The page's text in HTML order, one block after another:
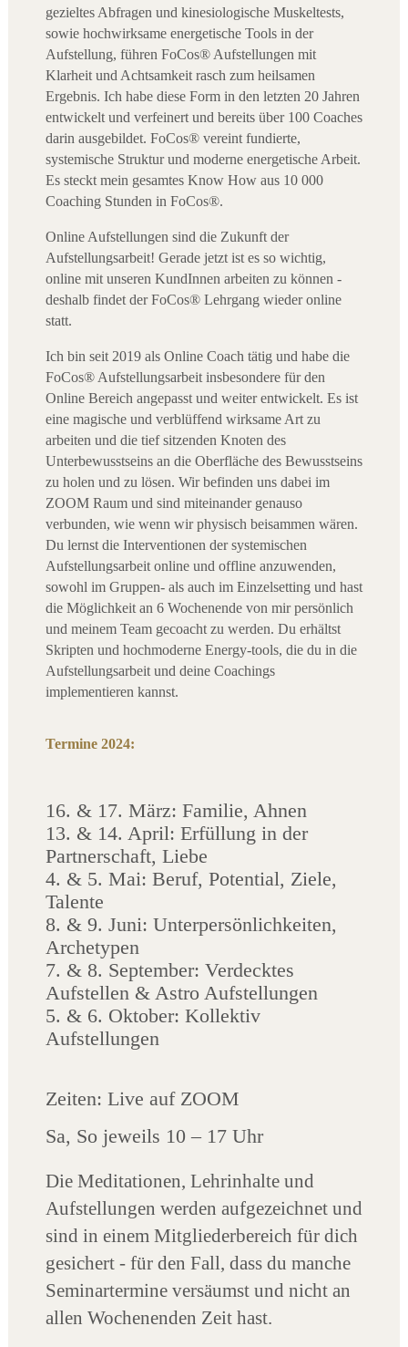
gezieltes Abfragen und kinesiologische Muskeltests,
sowie hochwirksame energetische Tools in der
Aufstellung, führen FoCos® Aufstellungen mit
Klarheit und Achtsamkeit rasch zum heilsamen
Ergebnis. Ich habe diese Form in den letzten 20 Jahren
entwickelt und verfeinert und bereits über 100 Coaches
darin ausgebildet. FoCos® vereint fundierte,
systemische Struktur und moderne energetische Arbeit.
Es steckt mein gesamtes Know How aus 10 000
Coaching Stunden in FoCos®.
Online Aufstellungen sind die Zukunft der
Aufstellungsarbeit! Gerade jetzt ist es so wichtig,
online mit unseren KundInnen arbeiten zu können -
deshalb findet der FoCos® Lehrgang wieder online
statt.
Ich bin seit 2019 als Online Coach tätig und habe die
FoCos® Aufstellungsarbeit insbesondere für den
Online Bereich angepasst und weiter entwickelt. Es ist
eine magische und verblüffend wirksame Art zu
arbeiten und die tief sitzenden Knoten des
Unterbewusstseins an die Oberfläche des Bewusstseins
zu holen und zu lösen. Wir befinden uns dabei im
ZOOM Raum und sind miteinander genauso
verbunden, wie wenn wir physisch beisammen wären.
Du lernst die Interventionen der systemischen
Aufstellungsarbeit online und offline anzuwenden,
sowohl im Gruppen- als auch im Einzelsetting und hast
die Möglichkeit an 6 Wochenende von mir persönlich
und meinem Team gecoacht zu werden. Du erhältst
Skripten und hochmoderne Energy-tools, die du in die
Aufstellungsarbeit und deine Coachings
implementieren kannst.
Termine 2024:
16. & 17. März: Familie, Ahnen
13. & 14. April: Erfüllung in der
Partnerschaft, Liebe
4. & 5. Mai: Beruf, Potential, Ziele,
Talente
8. & 9. Juni: Unterpersönlichkeiten,
Archetypen
7. & 8. September: Verdecktes
Aufstellen & Astro Aufstellungen
5. & 6. Oktober: Kollektiv
Aufstellungen
Zeiten: Live auf ZOOM
Sa, So jeweils 10 – 17 Uhr
Die Meditationen, Lehrinhalte und
Aufstellungen werden aufgezeichnet und
sind in einem Mitgliederbereich für dich
gesichert - für den Fall, dass du manche
Seminartermine versäumst und nicht an
allen Wochenenden Zeit hast.